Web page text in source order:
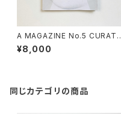
A MAGAZINE No.5 CURATE
D BY MARTINE SITBON
¥8,000
同じカテゴリの商品